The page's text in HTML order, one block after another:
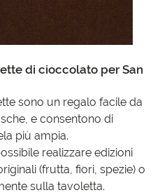
di cioccolato per San
sono un regalo facile da
e consentono di
più ampia.
realizzare edizioni
(frutta, fiori, spezie) o
sulla tavoletta.